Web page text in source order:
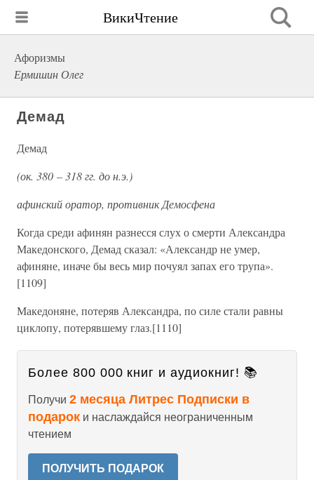
ВикиЧтение
Афоризмы
Ермишин Олег
Демад
Демад
(ок. 380 – 318 гг. до н.э.)
афинский оратор, противник Демосфена
Когда среди афинян разнесся слух о смерти Александра
Македонского, Демад сказал: «Александр не умер,
афиняне, иначе бы весь мир почуял запах его трупа».
[1109]
Македоняне, потеряв Александра, по силе стали равны
циклопу, потерявшему глаз.[1110]
Более 800 000 книг и аудиокниг! 📚
Получи 2 месяца Литрес Подписки в
подарок и наслаждайся неограниченным
чтением
ПОЛУЧИТЬ ПОДАРОК